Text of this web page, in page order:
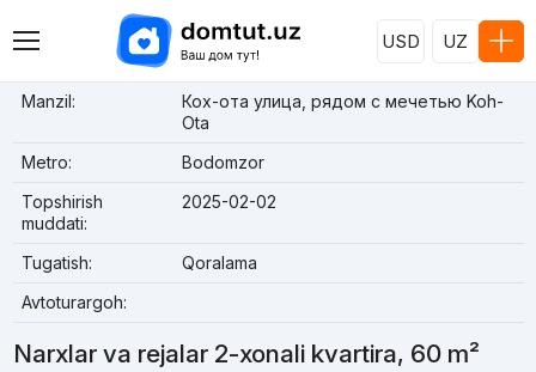
USD UZ
Manzil:
Кох-ота улица, рядом с мечетью Koh-
Ota
Metro:
Bodomzor
Topshirish
muddati:
2025-02-02
Tugatish:
Qoralama
Avtoturargoh:
Narxlar va rejalar 2-xonali kvartira, 60 m²